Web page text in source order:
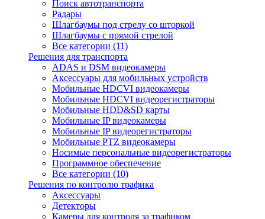
Поиск автотранспорта
Радары
Шлагбаумы под стрелу со шторкой
Шлагбаумы с прямой стрелой
Все категории (11)
Решения для транспорта
ADAS и DSM видеокамеры
Аксессуары для мобильных устройств
Мобильные HDCVI видеокамеры
Мобильные HDCVI видеорегистраторы
Мобильные HDD&SD карты
Мобильные IP видеокамеры
Мобильные IP видеорегистраторы
Мобильные PTZ видеокамеры
Носимые персональные видеорегистраторы
Программное обеспечение
Все категории (10)
Решения по контролю трафика
Аксессуары
Детекторы
Камеры для контроля за трафиком